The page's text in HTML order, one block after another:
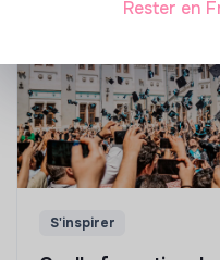
S'inspirer
Rester en